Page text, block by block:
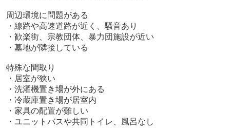
周辺環境に問題がある
・線路や高速道路が近く、騒音あり
・歓楽街、宗教団体、暴力団施設が近い
・墓地が隣接している
特殊な間取り
・居室が狭い
・洗濯機置き場が外にある
・冷蔵庫置き場が居室内
・家具の配置が難しい
・ユニットバスや共同トイレ、風呂なし